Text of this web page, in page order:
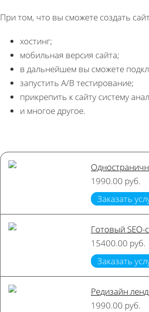
При том, что вы сможете создать
хостинг;
мобильная версия сайта;
в дальнейшем вы сможете
запустить A/B тестирование;
прикрепить к сайту систему
и многое другое.
1990.00 руб.
Заказать
Готовый SEO-
15400.00 руб.
Заказать
Редизайн
1990.00 руб.